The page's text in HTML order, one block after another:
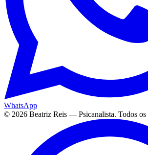
WhatsApp
© 2026 Beatriz Reis — Psicanalista. Todos os